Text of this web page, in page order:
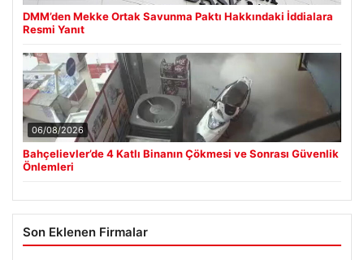
DMM’den Mekke Ortak Savunma Paktı Hakkındaki İddialara
Resmi Yanıt
06/08/2026
Bahçelievler’de 4 Katlı Binanın Çökmesi ve Sonrası Güvenlik
Önlemleri
Son Eklenen Firmalar